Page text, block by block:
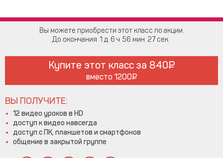
Вы можете приобрести этот класс по акции.
До окончания 1 6 56 26
Купите этот класс за 840
вместо 1200
ВЫ ПОЛУЧИТЕ:
12 видео уроков в HD
доступ к видео навсегда
доступ с ПК, планшетов и смартфонов
общение в закрытой группе